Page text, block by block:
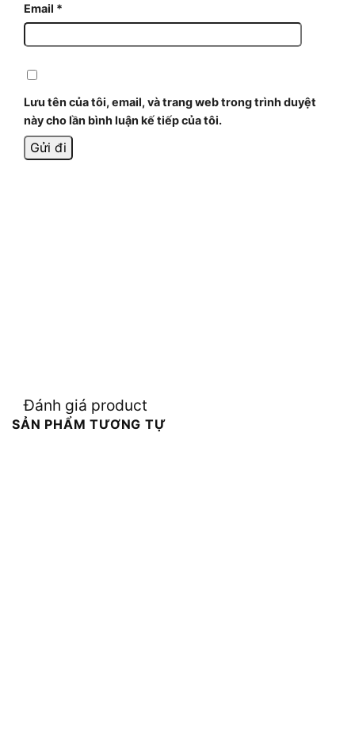
Email *
Lưu tên của tôi, email, và trang web trong trình duyệt
này cho lần bình luận kế tiếp của tôi.
Đánh giá product
SẢN PHẨM TƯƠNG TỰ